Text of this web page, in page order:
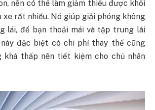
nên có thể làm giảm thiểu được khối
xe rất nhiều. Nó giúp giải phóng không
lái, để bạn thoải mái và tập trung lái
này đặc biệt có chi phí thay thế cũng
khá thấp nên tiết kiệm cho chủ nhân